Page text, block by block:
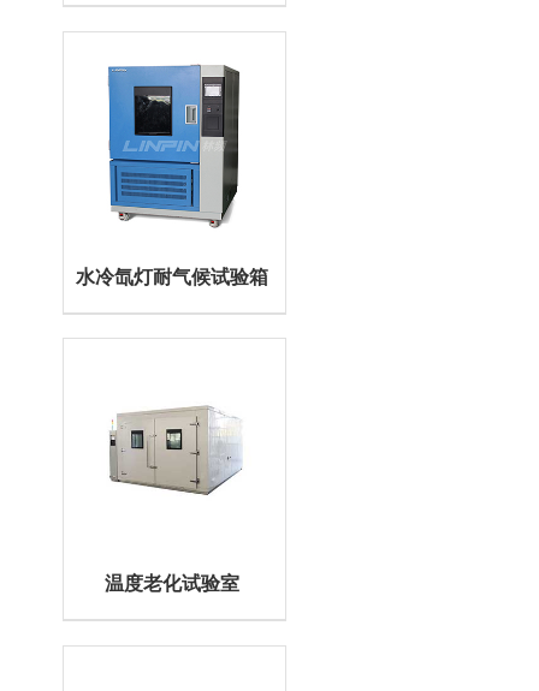
水冷氙灯耐气候试验箱
温度老化试验室